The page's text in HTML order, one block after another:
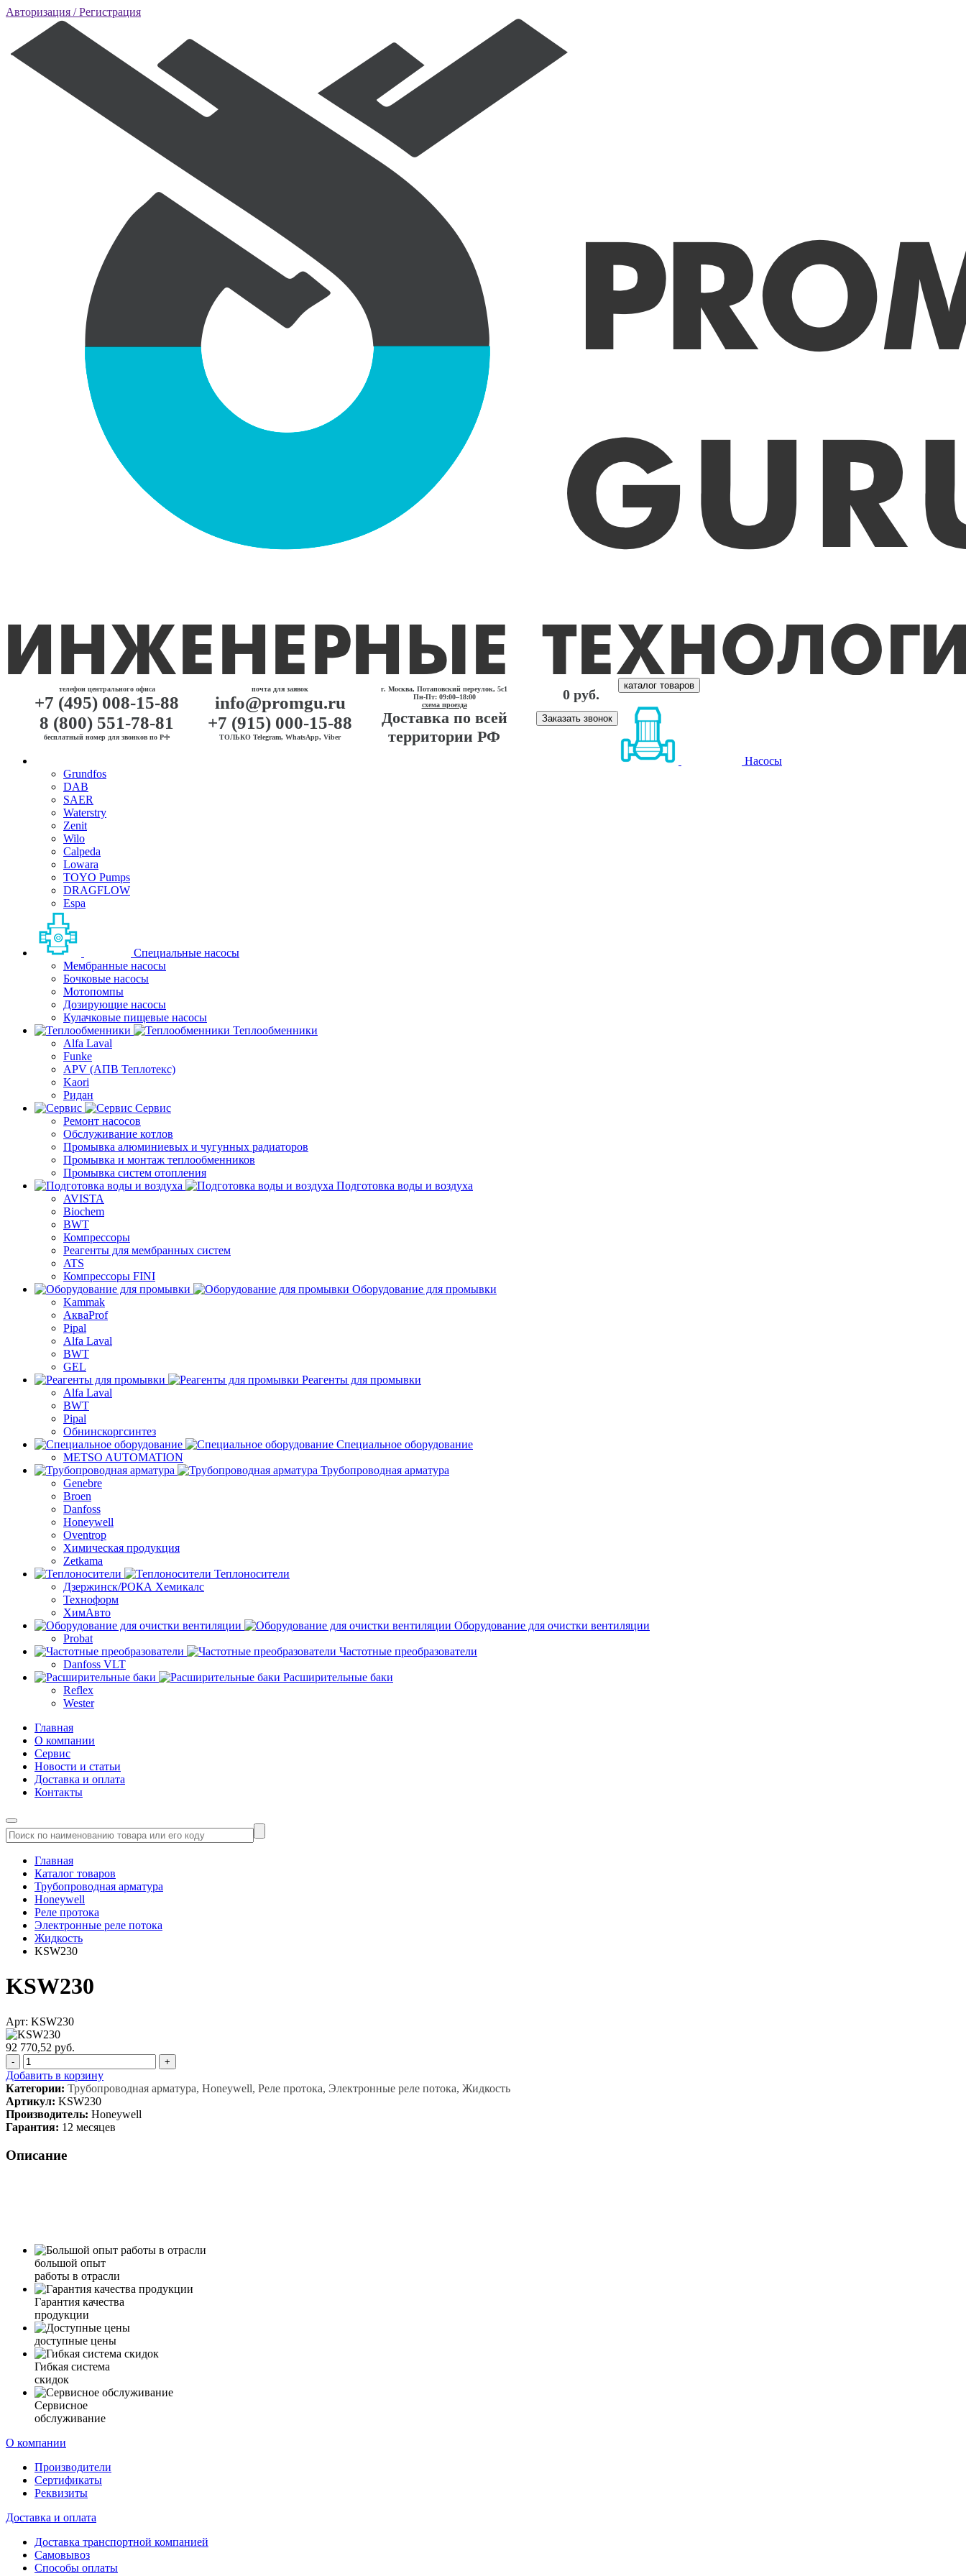
Авторизация / Регистрация
телефон центрального офиса
+7 (495) 008-15-88
8 (800) 551-78-81
бесплатный номер для звонков по РФ
почта для заявок
info@promgu.ru
+7 (915) 000-15-88
ТОЛЬКО Telegram, WhatsApp, Viber
г. Москва, Потаповский переулок, 5с1
Пн-Пт: 09:00–18:00
схема проезда
Доставка по всей
территории РФ
0 руб.
Заказать звонок
каталог товаров
Насосы
Grundfos
DAB
SAER
Waterstry
Zenit
Wilo
Calpeda
Lowara
TOYO Pumps
DRAGFLOW
Espa
Специальные насосы
Мембранные насосы
Бочковые насосы
Мотопомпы
Дозирующие насосы
Кулачковые пищевые насосы
Теплообменники
Alfa Laval
Funke
APV (АПВ Теплотекс)
Kaori
Ридан
Сервис
Ремонт насосов
Обслуживание котлов
Промывка алюминиевых и чугунных радиаторов
Промывка и монтаж теплообменников
Промывка систем отопления
Подготовка воды и воздуха
AVISTA
Biochem
BWT
Компрессоры
Реагенты для мембранных систем
ATS
Компрессоры FINI
Оборудование для промывки
Kammak
АкваProf
Pipal
Alfa Laval
BWT
GEL
Реагенты для промывки
Alfa Laval
BWT
Pipal
Обнинскоргсинтез
Специальное оборудование
METSO AUTOMATION
Трубопроводная арматура
Genebre
Broen
Danfoss
Honeywell
Oventrop
Химическая продукция
Zetkama
Теплоносители
Дзержинск/РОКА Хемикалс
Техноформ
ХимАвто
Оборудование для очистки вентиляции
Probat
Частотные преобразователи
Danfoss VLT
Расширительные баки
Reflex
Wester
Главная
О компании
Сервис
Новости и статьи
Доставка и оплата
Контакты
Главная
Каталог товаров
Трубопроводная арматура
Honeywell
Реле протока
Электронные реле потока
Жидкость
KSW230
KSW230
Арт: KSW230
92 770,52 руб.
- +
Добавить в корзину
Категории: Трубопроводная арматура, Honeywell, Реле протока, Электронные реле потока, Жидкость
Артикул: KSW230
Производитель: Honeywell
Гарантия: 12 месяцев
Описание
большой опыт
работы в отрасли
Гарантия качества
продукции
доступные цены
Гибкая система
скидок
Сервисное
обслуживание
О компании
Производители
Сертификаты
Реквизиты
Доставка и оплата
Доставка транспортной компанией
Самовывоз
Способы оплаты